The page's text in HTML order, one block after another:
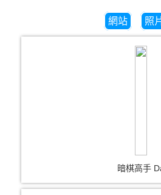
網站 照
暗棋高手